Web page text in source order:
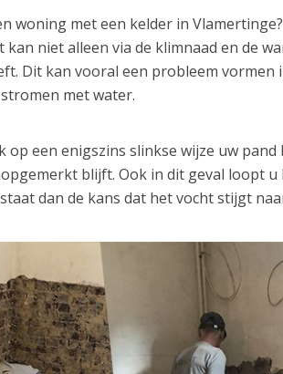
woning met een kelder in Vlamertinge?
kan niet alleen via de klimnaad en de
Dit kan vooral een probleem
met water.
op een enigszins slinkse wijze uw
blijft. Ook in dit geval loopt
dan de kans dat het vocht stijgt